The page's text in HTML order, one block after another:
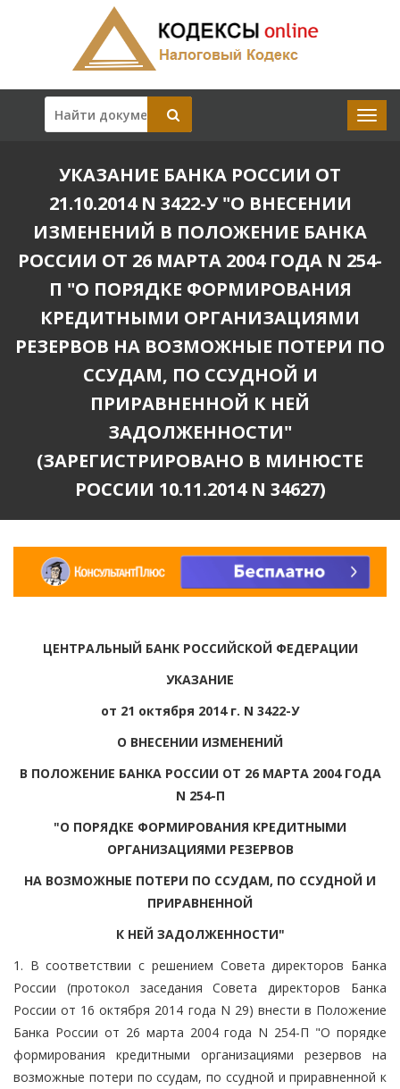
УКАЗАНИЕ БАНКА РОССИИ ОТ
21.10.2014 N 3422-У "О ВНЕСЕНИИ
ИЗМЕНЕНИЙ В ПОЛОЖЕНИЕ БАНКА
РОССИИ ОТ 26 МАРТА 2004 ГОДА N 254-
П "О ПОРЯДКЕ ФОРМИРОВАНИЯ
КРЕДИТНЫМИ ОРГАНИЗАЦИЯМИ
РЕЗЕРВОВ НА ВОЗМОЖНЫЕ ПОТЕРИ ПО
ССУДАМ, ПО ССУДНОЙ И
ПРИРАВНЕННОЙ К НЕЙ
ЗАДОЛЖЕННОСТИ"
(ЗАРЕГИСТРИРОВАНО В МИНЮСТЕ
РОССИИ 10.11.2014 N 34627)
ЦЕНТРАЛЬНЫЙ БАНК РОССИЙСКОЙ ФЕДЕРАЦИИ
УКАЗАНИЕ
от 21 октября 2014 г. N 3422-У
О ВНЕСЕНИИ ИЗМЕНЕНИЙ
В ПОЛОЖЕНИЕ БАНКА РОССИИ ОТ 26 МАРТА 2004 ГОДА
N 254-П
"О ПОРЯДКЕ ФОРМИРОВАНИЯ КРЕДИТНЫМИ
ОРГАНИЗАЦИЯМИ РЕЗЕРВОВ
НА ВОЗМОЖНЫЕ ПОТЕРИ ПО ССУДАМ, ПО ССУДНОЙ И
ПРИРАВНЕННОЙ
К НЕЙ ЗАДОЛЖЕННОСТИ"
1. В соответствии с решением Совета директоров Банка
России (протокол заседания Совета директоров Банка
России от 16 октября 2014 года N 29) внести в Положение
Банка России от 26 марта 2004 года N 254-П "О порядке
формирования кредитными организациями резервов на
возможные потери по ссудам, по ссудной и приравненной к